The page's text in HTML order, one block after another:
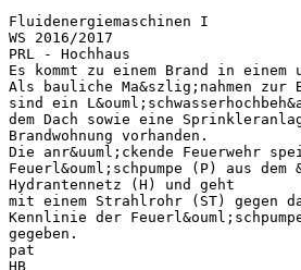
Fluidenergiemaschinen I
WS 2016/2017
PRL - Hochhaus
Es kommt zu einem Brand in einem
Als bauliche Ma&szlig;nahmen zur
sind ein
dem Dach sowie eine
Brandwohnung vorhanden.
Die anr&uuml;ckende Feuerwehr
Feuerl&ouml;schpumpe (P) aus
Hydrantennetz (H) und geht
mit einem Strahlrohr (ST) gegen
Kennlinie der
gegeben.
pat
HB